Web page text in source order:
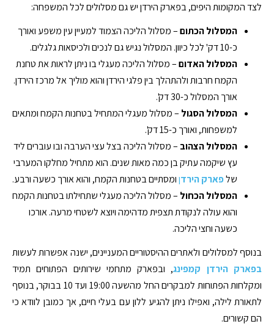
לצד המקומות היפים, בפארק הירדן יש גם מסלולים לכל המשפחה:
המסלול הכתום– מסלול הליכה הצמוד למעיין עין משפע ואורך
כ-10 דק' לכל כיוון. המסלול נגיש גם לנכים ולכיסאות גלגלים.
המסלול האדום– מסלול הליכה מעגלי בו ניתן לראות את טחנת
הקמח חרבות ולהתהלך בין פלגי הירדן והוא מוליך אל מרכז הירדן.
אורך המסלול כ-30 דק'.
המסלול הסגול – מסלול מעגלי המתחיל בטחנות הקמח ומתאים
למשפחות, ואורך כ-15 דק'.
המסלול הצהוב – מסלול הליכה בצל עצי הערבה ובו עוברים ליד
עץ שיקמה עתיק בן כמה מאות שנים. הוא מתחיל מחלקו המערבי
שלפארק הירדןומסתיים בטחנות הקמח, והוא אורך כשעה ורבע.
המסלול הכחול – מסלול הליכה מעגלי שתחילתו בטחנות הקמח
והוא עולה לנקודת תצפית מדהימה ויוצא לשטחי מרעה. אורכו
כשעה וחצי הליכה.
בנוסף למסלולים ולאתרים ההיסטוריים המעניינים, ישנה אפשרות לעשות
בפארק הירדן קמפינג, ובפארק מתחמי שירותים הפתוחים תמיד
ומקלחות הפתוחות למבקרים החל מהשעה 19:00 ועד 10 בבוקר, בנוסף
לתאורת לילה, ואפילו ניתן להגיע ללון עם בעלי חיים, אך כמובן לוודא כי
הם קשורים.